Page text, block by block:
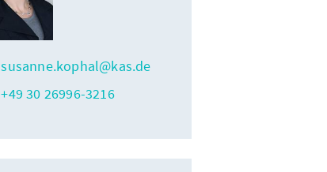
susanne.kophal@kas.de
+49 30 26996-3216